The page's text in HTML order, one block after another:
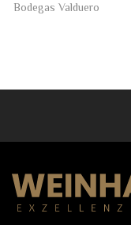
Bodegas Valduero